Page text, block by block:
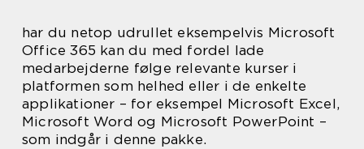
har du netop udrullet eksempelvis Microsoft
Office 365 kan du med fordel lade
medarbejderne følge relevante kurser i
platformen som helhed eller i de enkelte
applikationer – for eksempel Microsoft Excel,
Microsoft Word og Microsoft PowerPoint –
som indgår i denne pakke.